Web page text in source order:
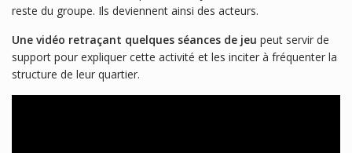
reste du groupe. Ils deviennent ainsi des acteurs.
Une vidéo retraçant quelques séances de jeu peut servir de
support pour expliquer cette activité et les inciter à fréquenter la
structure de leur quartier.